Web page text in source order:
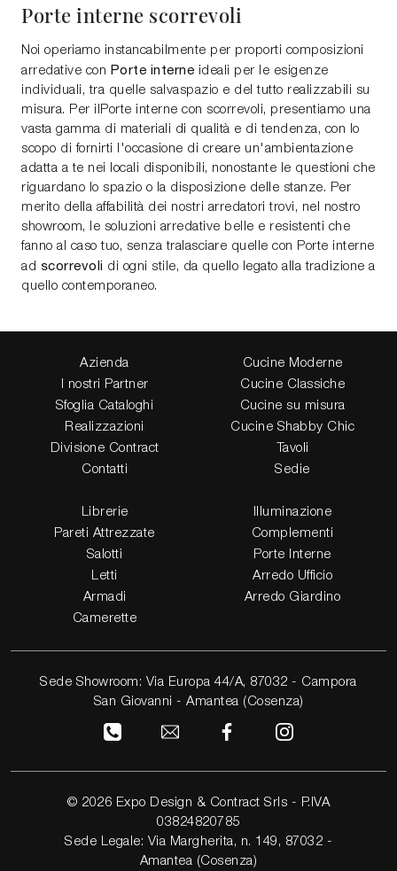
Porte interne scorrevoli
Noi operiamo instancabilmente per proporti composizioni
arredative con Porte interne ideali per le esigenze
individuali, tra quelle salvaspazio e del tutto realizzabili su
misura. Per ilPorte interne con scorrevoli, presentiamo una
vasta gamma di materiali di qualità e di tendenza, con lo
scopo di fornirti l'occasione di creare un'ambientazione
adatta a te nei locali disponibili, nonostante le questioni che
riguardano lo spazio o la disposizione delle stanze. Per
merito della affabilità dei nostri arredatori trovi, nel nostro
showroom, le soluzioni arredative belle e resistenti che
fanno al caso tuo, senza tralasciare quelle con Porte interne
ad scorrevoli di ogni stile, da quello legato alla tradizione a
quello contemporaneo.
Azienda
I nostri Partner
Sfoglia Cataloghi
Realizzazioni
Divisione Contract
Contatti
Cucine Moderne
Cucine Classiche
Cucine su misura
Cucine Shabby Chic
Tavoli
Sedie
Librerie
Pareti Attrezzate
Salotti
Letti
Armadi
Camerette
Illuminazione
Complementi
Porte Interne
Arredo Ufficio
Arredo Giardino
Sede Showroom: Via Europa 44/A, 87032 - Campora
San Giovanni - Amantea (Cosenza)
© 2026 Expo Design & Contract Srls - P.IVA
03824820785
Sede Legale: Via Margherita, n. 149, 87032 -
Amantea (Cosenza)